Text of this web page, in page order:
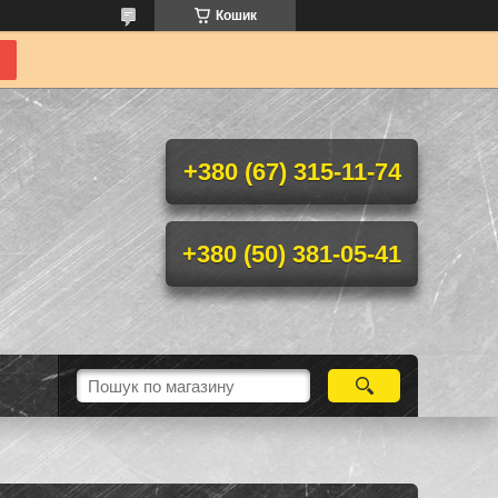
Кошик
+380 (67) 315-11-74
+380 (50) 381-05-41